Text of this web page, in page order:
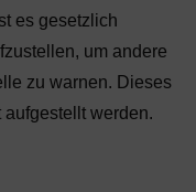
es gesetzlich
um andere
zu warnen. Dieses
werden.